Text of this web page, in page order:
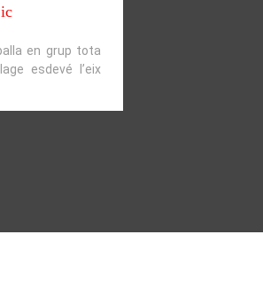
en grup tota
esdevé l’eix